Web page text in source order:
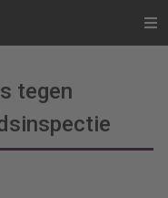
tegen